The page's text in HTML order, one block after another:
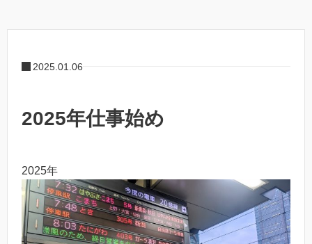
2025.01.06
2025年仕事始め
2025年